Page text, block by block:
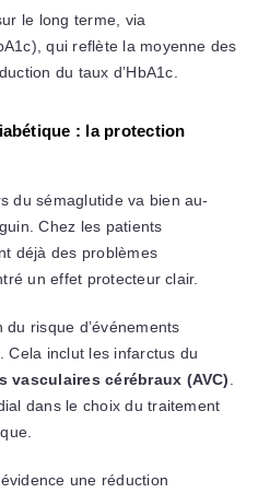
le long terme, via
qui reflète la moyenne des
du taux d’HbA1c.
: la protection
du sémaglutide va bien au-
Chez les patients
déjà des problèmes
un effet protecteur clair.
risque d’événements
Cela inclut les infarctus du
vasculaires cérébraux (AVC)
dans le choix du traitement
une réduction